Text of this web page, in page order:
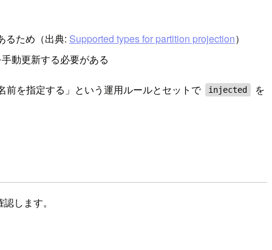
るため（出典: Supported types for partition projection）
動更新する必要がある
を指定する」という運用ルールとセットで injected を
します。